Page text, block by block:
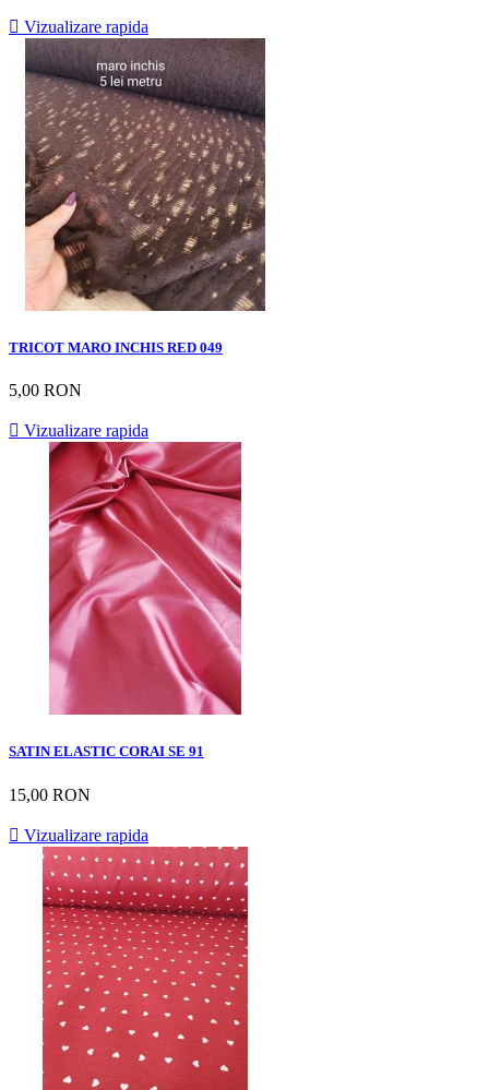
 Vizualizare rapida
TRICOT MARO INCHIS RED 049
5,00 RON
 Vizualizare rapida
SATIN ELASTIC CORAI SE 91
15,00 RON
 Vizualizare rapida